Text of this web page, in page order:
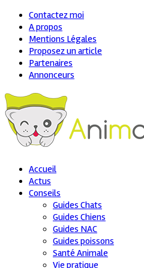
Contactez moi
A propos
Mentions Légales
Proposez un article
Partenaires
Annonceurs
Accueil
Actus
Conseils
Guides Chats
Guides Chiens
Guides NAC
Guides poissons
Santé Animale
Vie pratique